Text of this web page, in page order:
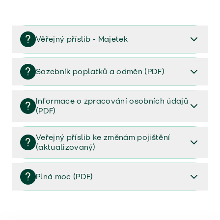
Věřejný příslib - Majetek
Věřejný příslib majetek 2023
Sazebník poplatků a odměn (PDF)
Sazebník poplatků a odměn (PDF)
Informace o zpracování osobních údajů
(PDF)
Informace o zpracování osobních údajů (PDF)
Veřejný příslib ke změnám pojištění
(aktualizovaný)
Veřejný příslib ke změnám pojištění (aktualizovaný)
Plná moc (PDF)